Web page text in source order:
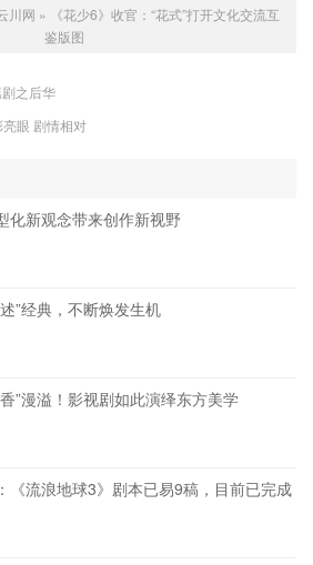
川网 »
《花少6》收官：“花式”打开文化交流互
鉴版图
剧之后华
亮眼 剧情相对
化新观念带来创作新视野
”经典，不断焕发生机
”漫溢！影视剧如此演绎东方美学
《流浪地球3》剧本已易9稿，目前已完成